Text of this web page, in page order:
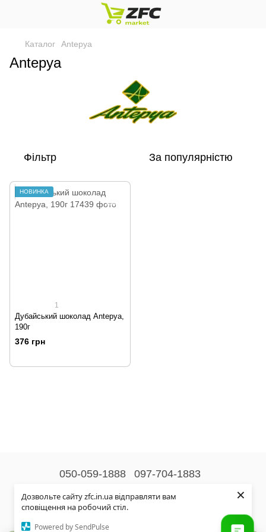
Дозвольте сайту zfc.in.ua відправляти вам
сповіщення на робочий стіл.
Powered by SendPulse
×
Каталог Antepya
Antepya
Фільтр За популярністю
НОВИНКА
1
Дубайський шоколад Antepya,
190г
376 грн
050-059-1888 097-704-1883
Контактна інформація